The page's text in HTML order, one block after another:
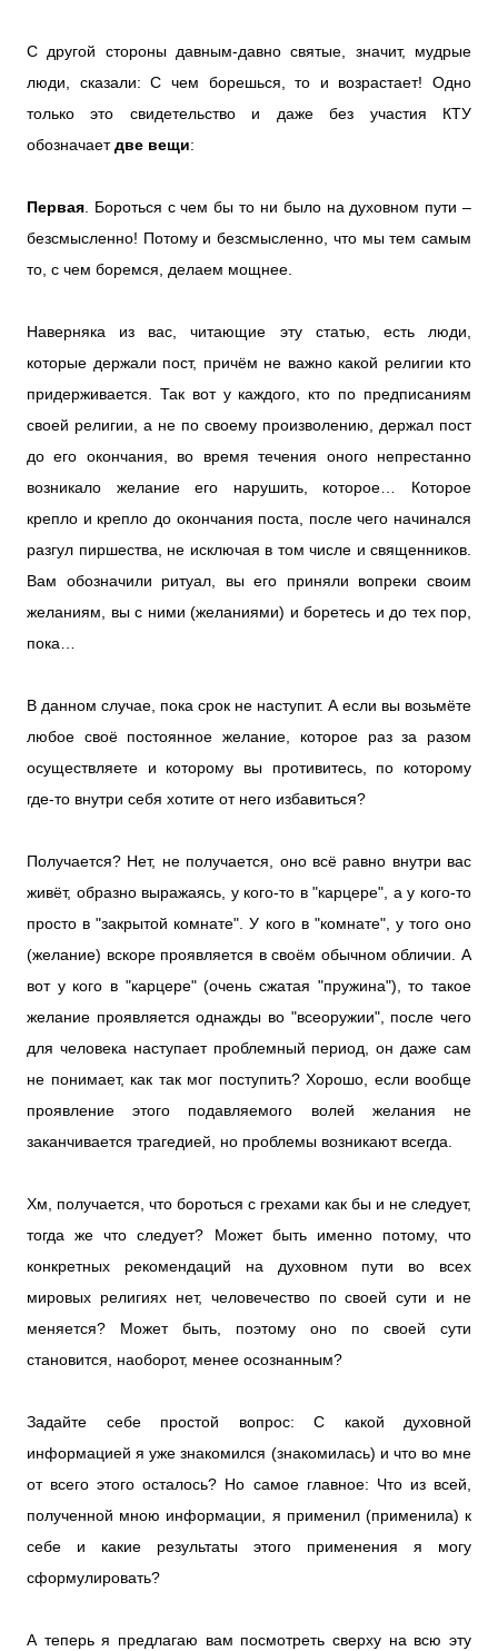
С другой стороны давным-давно святые, значит, мудрые
люди, сказали: С чем борешься, то и возрастает! Одно
только это свидетельство и даже без участия КТУ
обозначаетдве вещи:
Первая . Бороться с чем бы то ни было на духовном пути –
безсмысленно! Потому и безсмысленно, что мы тем самым
то, с чем боремся, делаем мощнее.
Наверняка из вас, читающие эту статью, есть люди,
которые держали пост, причём не важно какой религии кто
придерживается. Так вот у каждого, кто по предписаниям
своей религии, а не по своему произволению, держал пост
до его окончания, во время течения оного непрестанно
возникало желание его нарушить, которое… Которое
крепло и крепло до окончания поста, после чего начинался
разгул пиршества, не исключая в том числе и священников.
Вам обозначили ритуал, вы его приняли вопреки своим
желаниям, вы с ними (желаниями) и боретесь и до тех пор,
пока…
В данном случае, пока срок не наступит. А если вы возьмёте
любое своё постоянное желание, которое раз за разом
осуществляете и которому вы противитесь, по которому
где-то внутри себя хотите от него избавиться?
Получается? Нет, не получается, оно всё равно внутри вас
живёт, образно выражаясь, у кого-то в "карцере", а у кого-то
просто в "закрытой комнате". У кого в "комнате", у того оно
(желание) вскоре проявляется в своём обычном обличии. А
вот у кого в "карцере" (очень сжатая "пружина"), то такое
желание проявляется однажды во "всеоружии", после чего
для человека наступает проблемный период, он даже сам
не понимает, как так мог поступить? Хорошо, если вообще
проявление этого подавляемого волей желания не
заканчивается трагедией, но проблемы возникают всегда.
Хм, получается, что бороться с грехами как бы и не следует,
тогда же что следует? Может быть именно потому, что
конкретных рекомендаций на духовном пути во всех
мировых религиях нет, человечество по своей сути и не
меняется? Может быть, поэтому оно по своей сути
становится, наоборот, менее осознанным?
Задайте себе простой вопрос: С какой духовной
информацией я уже знакомился (знакомилась) и что во мне
от всего этого осталось? Но самое главное: Что из всей,
полученной мною информации, я применил (применила) к
себе и какие результаты этого применения я могу
сформулировать?
А теперь я предлагаю вам посмотреть сверху на всю эту